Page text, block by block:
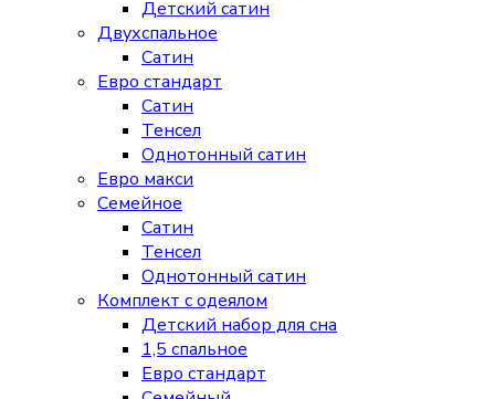
Детский сатин
Двухспальное
Сатин
Евро стандарт
Сатин
Тенсел
Однотонный сатин
Евро макси
Семейное
Сатин
Тенсел
Однотонный сатин
Комплект с одеялом
Детский набор для сна
1,5 спальное
Евро стандарт